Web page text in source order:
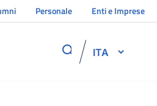
Personale Enti e Imprese
ITA